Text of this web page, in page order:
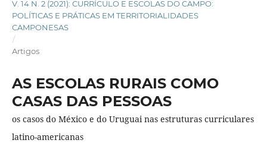
V. 14 N. 2 (2021): CURRÍCULO E ESCOLAS DO CAMPO:
POLÍTICAS E PRÁTICAS EM TERRITORIALIDADES
CAMPONESAS
/
Artigos
AS ESCOLAS RURAIS COMO
CASAS DAS PESSOAS
os casos do México e do Uruguai nas estruturas curriculares
latino-americanas